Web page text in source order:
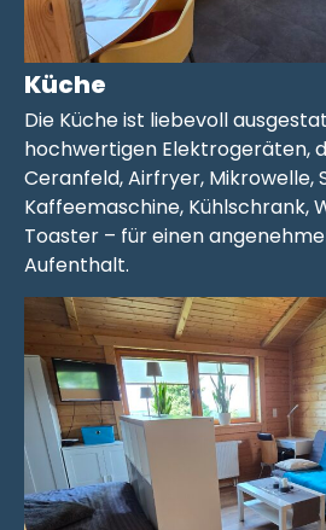
Küche
Die Küche ist liebevoll
hochwertigen Elektrogeräten,
Ceranfeld, Airfryer, Mikrowelle,
Kaffeemaschine, Kühlschrank,
Toaster – für einen
Aufenthalt.